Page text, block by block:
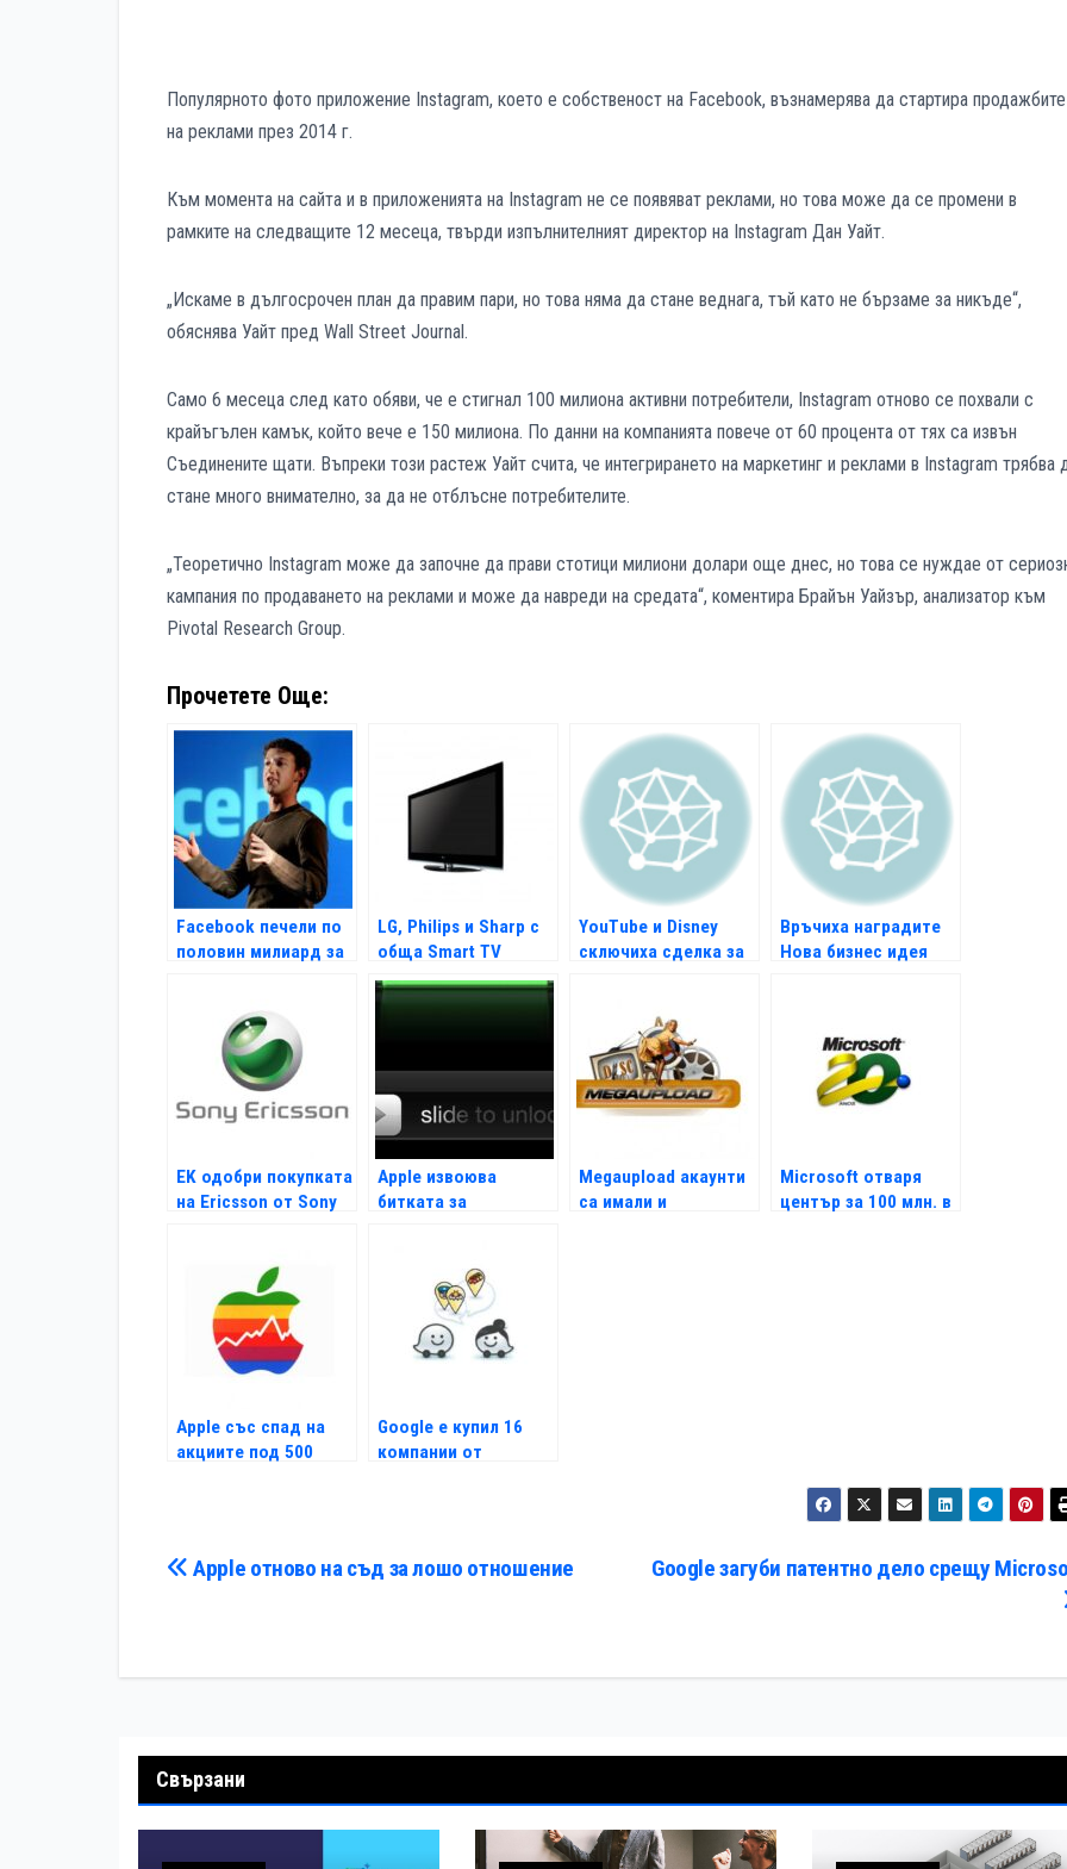
Популярното фото приложение Instagram, което е собственост на Facebook, възнамерява да стартира продажбите
на реклами през 2014 г.
Към момента на сайта и в приложенията на Instagram не се появяват реклами, но това може да се промени в
рамките на следващите 12 месеца, твърди изпълнителният директор на Instagram Дан Уайт.
„Искаме в дългосрочен план да правим пари, но това няма да стане веднага, тъй като не бързаме за никъде“,
обяснява Уайт пред Wall Street Journal.
Само 6 месеца след като обяви, че е стигнал 100 милиона активни потребители, Instagram отново се похвали с
крайъгълен камък, който вече е 150 милиона. По данни на компанията повече от 60 процента от тях са извън
Съединените щати. Въпреки този растеж Уайт счита, че интегрирането на маркетинг и реклами в Instagram трябва
стане много внимателно, за да не отблъсне потребителите.
„Теоретично Instagram може да започне да прави стотици милиони долари още днес, но това се нуждае от
кампания по продаването на реклами и може да навреди на средата“, коментира Брайън Уайзър, анализатор към
Pivotal Research Group.
Прочетете Още:
Facebook печели по
половин милиард за
LG, Philips и Sharp с
обща Smart TV
платформа
YouTube и Disney
сключиха сделка за
Връчиха наградите
Нова бизнес идея
EK одобри покупката
на Ericsson от Sony
Apple извоюва
битката за
Megaupload акаунти
са имали и
Microsoft отваря
център за 100 млн. в
Apple със спад на
акциите под 500
Google е купил 16
компании от
Навигация Google загуби патентно дело срещу
Apple отново на съд за лошо отношение
Свързани